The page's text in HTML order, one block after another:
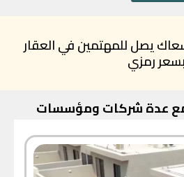
يصل للمهتمين في العقار
بسعر رمزي
مع عدة شركات ومؤسسات